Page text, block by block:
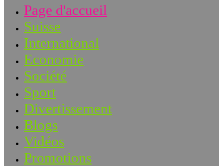
Page d'accueil
Suisse
International
Economie
Société
Sport
Divertissement
Blogs
Vidéos
Promotions